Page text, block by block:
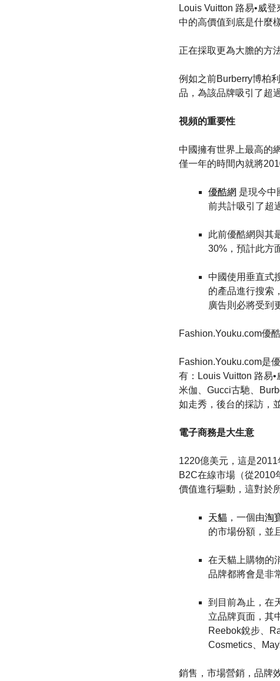
Louis Vuitton 路易•威
中的高價值到底是什麼樣
正在採取更為大膽的方
例如之前Burberry博柏
品，為該品牌吸引了超
視頻的重要性
中國擁有世界上最高的
僅一年的時間內就將
優酷網 是現今中
前共計吸引了超
此前優酷網與其
30%，預計此方
中國使用垂直式
的產品進行搜索
廣告則必將受到
Fashion.Youku.com優
Fashion.Youku.com是
有：Louis Vuitton 路易
米伽、Gucci古馳、
如走秀，後台的採訪，
電子商務是大生意
1220億美元，這是
B2C在線市場（從2010
價值進行驅動，這對於
天貓 ，一個由淘
的市場份額，並
在天貓上購物的
品牌都將會是非
到目前為止，在
立品牌頁面，其
Reebok銳步、
Cosmetics、
銷售，市場營銷，品牌